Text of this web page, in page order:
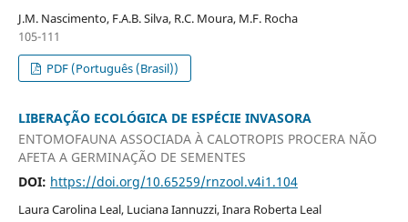
J.M. Nascimento, F.A.B. Silva, R.C. Moura, M.F. Rocha
105-111
PDF (Português (Brasil))
LIBERAÇÃO ECOLÓGICA DE ESPÉCIE INVASORA
ENTOMOFAUNA ASSOCIADA À CALOTROPIS PROCERA NÃO
AFETA A GERMINAÇÃO DE SEMENTES
DOI: https://doi.org/10.65259/rnzool.v4i1.104
Laura Carolina Leal, Luciana Iannuzzi, Inara Roberta Leal